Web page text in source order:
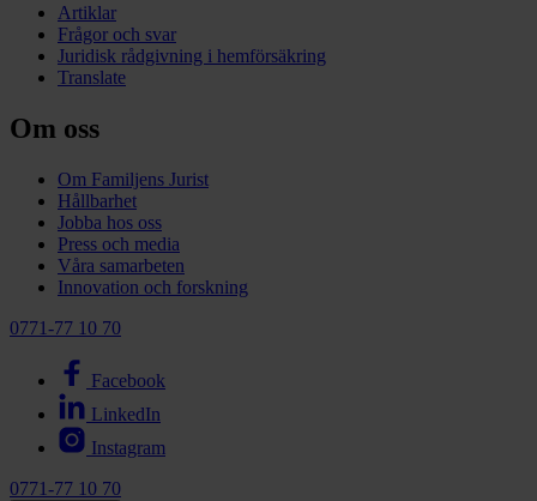
Artiklar
Frågor och svar
Juridisk rådgivning i hemförsäkring
Translate
Om oss
Om Familjens Jurist
Hållbarhet
Jobba hos oss
Press och media
Våra samarbeten
Innovation och forskning
0771-77 10 70
Facebook
LinkedIn
Instagram
0771-77 10 70